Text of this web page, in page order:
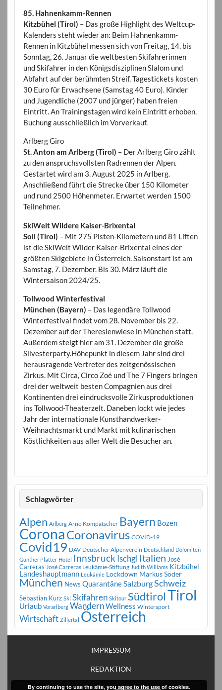
85. Hahnenkamm-Rennen
Kitzbühel (Tirol) – Das große Highlight des Weltcup-
Kalenders steht wieder an: Beim Hahnenkamm-
Rennen in Kitzbühel messen sich von Freitag, 14. bis
Sonntag, 26. Januar die weltbesten Skifahrerinnen
und Skifahrer in den Königsdisziplinen Slalom und
Abfahrt auf der berühmten Streif. Tagestickets kosten
30 Euro für Erwachsene (Samstag 40 Euro). Kinder
und Jugendliche (2007 und jünger) haben freien
Eintritt. An Trainingstagen wird kein Eintritt erhoben.
Buchung ausschließlich im Vorverkauf.
Arlberg Giro
St. Anton am Arlberg (Tirol) – Der Arlberg Giro zählt
zu den anspruchsvollsten Radrennen der Alpen.
Gestartet wird am 3. August 2025 in Arlberg.
Anschließend führt die Strecke über 150 Kilometer
und rund 2500 Höhenmeter. Erwartet werden 1500
Teilnehmer.
SkiWelt Wildere Kaiser-Brixental
Soll (Tirol) – Mit 275 Pisten-Kilometern und 81 Liften
ist die SkiWelt Wilder Kaiser-Brixental eines der
größten Skigebiete in Österreich. Saisonstart ist am
Samstag, 7. Dezember. Bis 30. März läuft die
Wintersaison 2024/25.
Tollwood Winterfestival
München (Bayern) – Das legendäre Tollwood
Winterfestival findet vom 28. November bis 22.
Dezember auf der Theresienwiese in München statt.
Außerdem steigt hier am 31. Dezember die große
Silvesterparty.Höhepunkt in diesem Jahr sind drei
herausragende Vertreter des zeitgenössischen
Zirkus. Mit Circa, Circo Zoé und The 7 Fingers bringen
drei der weltweit besten Compagnien aus drei
Kontinenten drei eindrucksvolle Zirkusproduktionen
ins Tollwood-Theaterzelt. Daneben lockt wie jedes
Jahr der internationale Kunsthandwerker-
Weihnachtsmarkt und Markt mit kulinarischen
Köstlichkeiten aus aller Welt die Besucher an.
Schlagwörter
Alpen Arlberg Arno Kompatscher Bayern Bozen
CoronaCoronavirus COVID-19
Covid19 DAV Deutscher Alpenverein Deutschland Dolomiten
Günther Platter Hotel Innsbruck Ischgl Italien José
Carreras José Carreras Leukämie-Stiftung Judith Williams Kitzbühel
Landeshauptmann Leukämie Lockdown Markus Söder
München News QuarantäneSalzburgSchweiz
Sebastian Kurz Ski Skifahren Skitour SüdtirolTirol
Urlaub Vorarlberg WandernWellness Wintersport
Wirtschaft Zillertal Österreich
IMPRESSUM
REDAKTION
By continuing to use the site, you agree to the use of cookies.